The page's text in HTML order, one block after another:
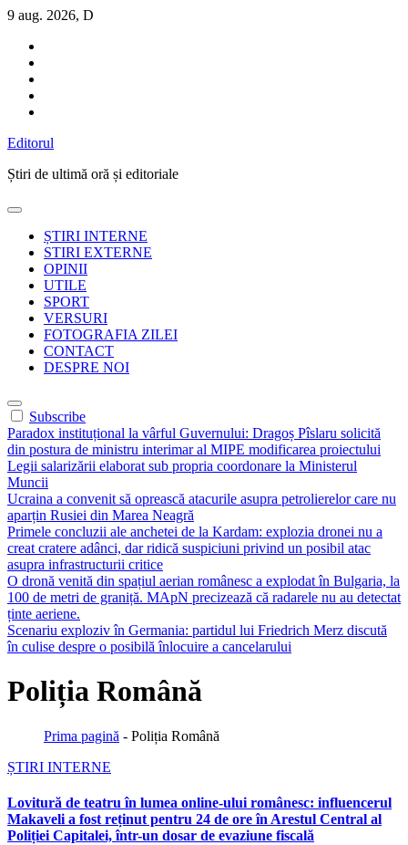
Sari
conținut
9 aug. 2026, D
Editorul
Știri de ultimă oră și editoriale
ȘTIRI INTERNE
STIRI EXTERNE
OPINII
UTILE
SPORT
VERSURI
FOTOGRAFIA ZILEI
CONTACT
DESPRE NOI
Subscribe
Paradox instituțional la vârful Guvernului: Dragoș Pîslaru solicită
din postura de ministru interimar al MIPE modificarea proiectului
Legii salarizării elaborat sub propria coordonare la Ministerul
Muncii
Ucraina a convenit să oprească atacurile asupra petrolierelor care nu
aparțin Rusiei din Marea Neagră
Primele concluzii ale anchetei de la Kardam: explozia dronei nu a
creat cratere adânci, dar ridică suspiciuni privind un posibil atac
asupra infrastructurii critice
O dronă venită din spațiul aerian românesc a explodat în Bulgaria, la
100 de metri de graniță. MApN precizează că radarele nu au detectat
ținte aeriene.
Scenariu exploziv în Germania: partidul lui Friedrich Merz discută
în culise despre o posibilă înlocuire a cancelarului
Poliția Română
Prima pagină - Poliția Română
ȘTIRI INTERNE
Lovitură de teatru în lumea online-ului românesc: influencerul
Makaveli a fost reținut pentru 24 de ore în Arestul Central al
Poliției Capitalei, într-un dosar de evaziune fiscală